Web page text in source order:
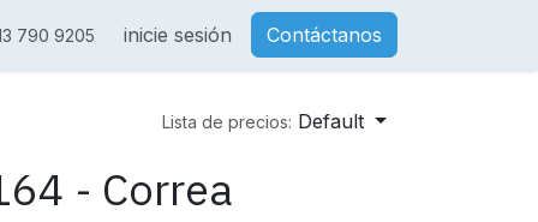
790 9205 inicie sesión Contáctanos
Lista de precios: Default
- Correa